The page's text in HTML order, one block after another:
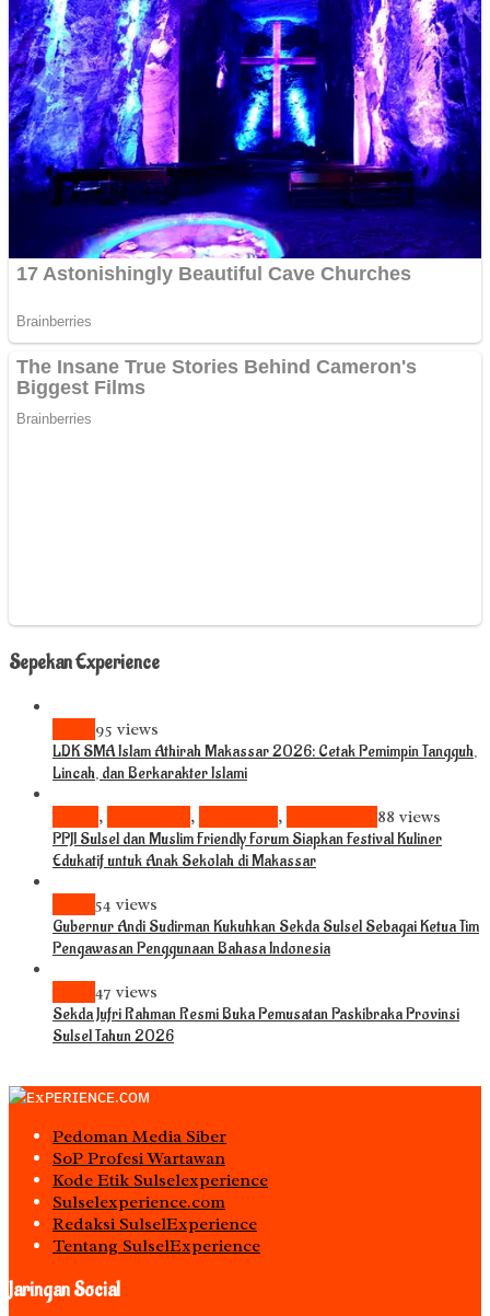
Sepekan Experience
95 views
LDK SMA Islam Athirah Makassar 2026: Cetak Pemimpin Tangguh,
Lincah, dan Berkarakter Islami
, , , 88 views
PPJI Sulsel dan Muslim Friendly Forum Siapkan Festival Kuliner
Edukatif untuk Anak Sekolah di Makassar
54 views
Gubernur Andi Sudirman Kukuhkan Sekda Sulsel Sebagai Ketua Tim
Pengawasan Penggunaan Bahasa Indonesia
47 views
Sekda Jufri Rahman Resmi Buka Pemusatan Paskibraka Provinsi
Sulsel Tahun 2026
Pedoman Media Siber
S0P Profesi Wartawan
Kode Etik Sulselexperience
Sulselexperience.com
Redaksi SulselExperience
Tentang SulselExperience
Jaringan Social